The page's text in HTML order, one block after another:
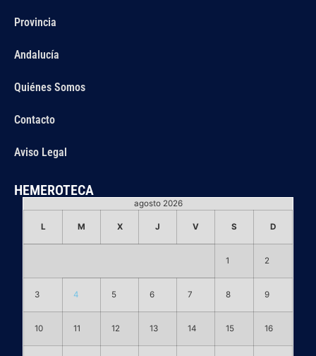
Provincia
Andalucía
Quiénes Somos
Contacto
Aviso Legal
HEMEROTECA
agosto 2026
L M X J V S D
1 2
3 4 5 6 7 8 9
10 11 12 13 14 15 16